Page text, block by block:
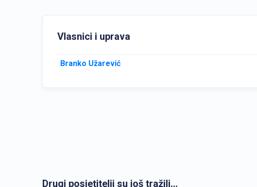
Vlasnici i uprava
Branko Užarević
Drugi posjetitelji su još tražili...